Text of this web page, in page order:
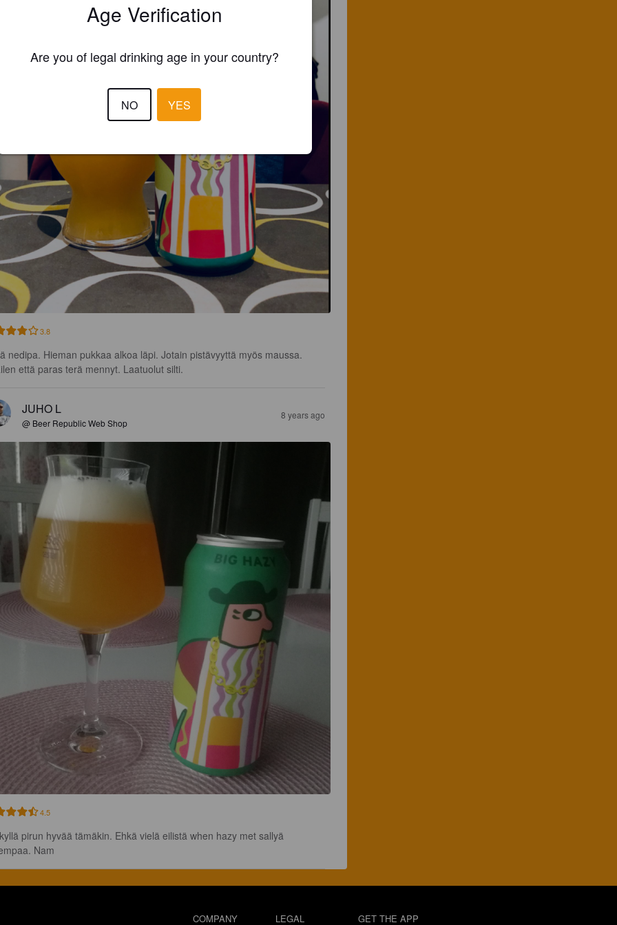
3.8
nedipa. Hieman pukkaa alkoa läpi. Jotain pistävyyttä myös maussa.
että paras terä mennyt. Laatuolut silti.
JUHO L
@ Beer Republic Web Shop
8 years ago
4.5
pirun hyvää tämäkin. Ehkä vielä eilistä when hazy met sallyä
Nam
COMPANY LEGAL GET THE APP
Age Verification
Are you of legal drinking age in your country?
NO YES